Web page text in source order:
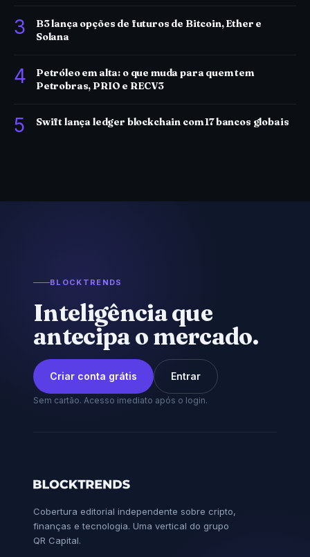
3
B3 lança opções de futuros de Bitcoin, Ether e
Solana
4
Petróleo em alta: o que muda para quem tem
Petrobras, PRIO e RECV3
5 Swift lança ledger blockchain com 17 bancos globais
BLOCKTRENDS
Inteligência que
antecipa o mercado.
Criar conta grátis Entrar
Sem cartão. Acesso imediato após o login.
Cobertura editorial independente sobre cripto,
finanças e tecnologia. Uma vertical do grupo
QR Capital.